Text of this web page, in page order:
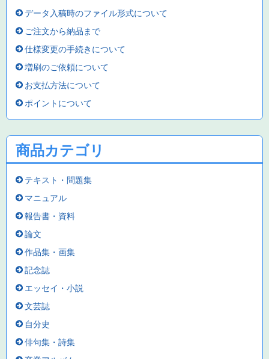
データ入稿時のファイル形式について
ご注文から納品まで
仕様変更の手続きについて
増刷のご依頼について
お支払方法について
ポイントについて
商品カテゴリ
テキスト・問題集
マニュアル
報告書・資料
論文
作品集・画集
記念誌
エッセイ・小説
文芸誌
自分史
俳句集・詩集